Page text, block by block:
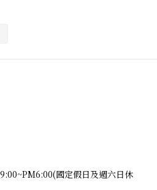
國定假日及週六日休